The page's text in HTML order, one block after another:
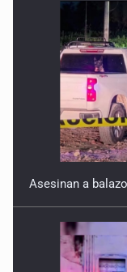
Quinto Patio
16 de Julio de
Quinto Patio
15 de Julio de
Asesinan a